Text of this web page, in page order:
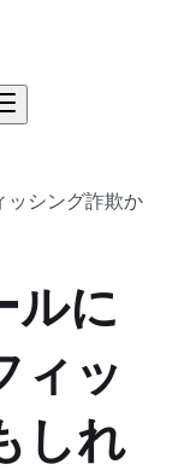
ッシング詐欺か
ルに
ィッ
しれ